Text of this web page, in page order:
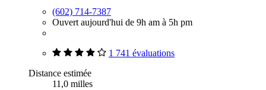
(602) 714-7387
Ouvert aujourd'hui de 9h am à 5h pm
1 741 évaluations
Distance estimée
11,0 milles